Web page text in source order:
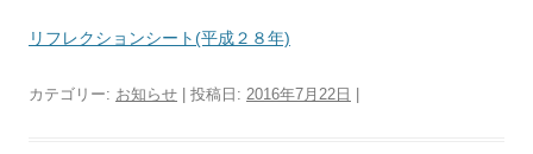
リフレクションシート(平成２８年)
カテゴリー: お知らせ | 投稿日: 2016年7月22日